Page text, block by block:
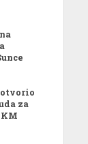
otvorio
za
KM